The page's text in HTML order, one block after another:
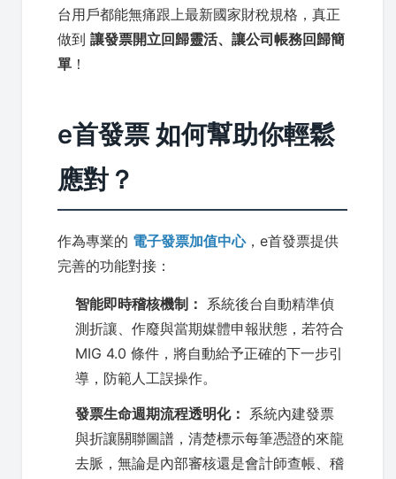
台用戶都能無痛跟上最新國家財稅規格，真正
做到 讓發票開立回歸靈活、讓公司帳務回歸簡
單 ！
e首發票 如何幫助你輕鬆
應對？
作為專業的 電子發票加值中心，e首發票提供
完善的功能對接：
智能即時稽核機制： 系統後台自動精準偵
測折讓、作廢與當期媒體申報狀態，若符合
MIG 4.0 條件，將自動給予正確的下一步引
導，防範人工誤操作。
發票生命週期流程透明化： 系統內建發票
與折讓關聯圖譜，清楚標示每筆憑證的來龍
去脈，無論是內部審核還是會計師查帳、稽